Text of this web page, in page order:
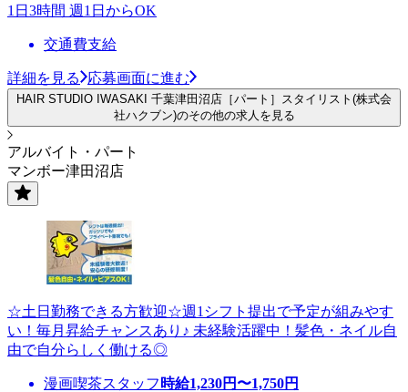
1日3時間 週1日からOK
交通費支給
詳細を見る 応募画面に進む
HAIR STUDIO IWASAKI 千葉津田沼店［パート］スタイリスト(株式会
社ハクブン)のその他の求人を見る
アルバイト・パート
マンボー津田沼店
☆土日勤務できる方歓迎☆週1シフト提出で予定が組みやす
い！毎月昇給チャンスあり♪ 未経験活躍中！髪色・ネイル自
由で自分らしく働ける◎
漫画喫茶スタッフ 時給1,230円〜1,750円